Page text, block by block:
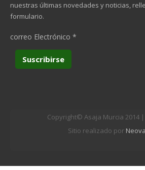
nuestras últimas novedades y noticias,
formulario.
correo Electrónico *
Copyright© Asaja Murcia 2014 |
Sitio realizado por